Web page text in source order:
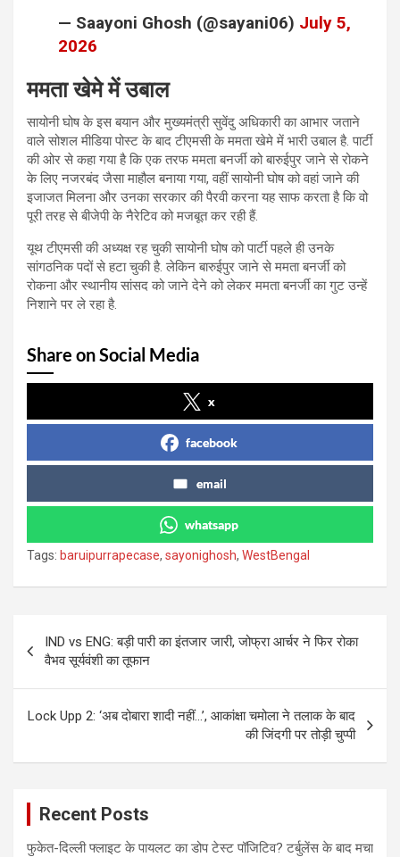
— Saayoni Ghosh (@sayani06) July 5,
2026
ममता खेमे में उबाल
सायोनी घोष के इस बयान और मुख्यमंत्री सुवेंदु अधिकारी का आभार जताने
वाले सोशल मीडिया पोस्ट के बाद टीएमसी के ममता खेमे में भारी उबाल है. पार्टी
की ओर से कहा गया है कि एक तरफ ममता बनर्जी को बारुईपुर जाने से रोकने
के लिए नजरबंद जैसा माहौल बनाया गया, वहीं सायोनी घोष को वहां जाने की
इजाजत मिलना और उनका सरकार की पैरवी करना यह साफ करता है कि वो
पूरी तरह से बीजेपी के नैरेटिव को मजबूत कर रही हैं.
यूथ टीएमसी की अध्यक्ष रह चुकी सायोनी घोष को पार्टी पहले ही उनके
सांगठनिक पदों से हटा चुकी है. लेकिन बारुईपुर जाने से ममता बनर्जी को
रोकना और स्थानीय सांसद को जाने देने को लेकर ममता बनर्जी का गुट उन्हें
निशाने पर ले रहा है.
Share on Social Media
x
facebook
email
whatsapp
Tags: baruipurrapecase, sayonighosh, WestBengal
navigation
IND vs ENG: बड़ी पारी का इंतजार जारी, जोफ्रा आर्चर ने फिर रोका
वैभव सूर्यवंशी का तूफान
Lock Upp 2: ‘अब दोबारा शादी नहीं…’, आकांक्षा चमोला ने तलाक के बाद
की जिंदगी पर तोड़ी चुप्पी
Recent Posts
फुकेत-दिल्ली फ्लाइट के पायलट का डोप टेस्ट पॉजिटिव? टर्बुलेंस के बाद मचा